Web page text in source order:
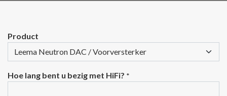
Product
Hoe lang bent u bezig met HiFi? *